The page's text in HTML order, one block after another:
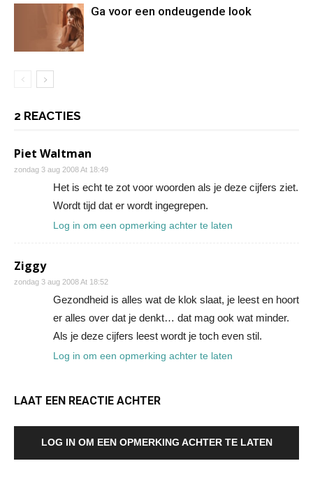
Ga voor een ondeugende look
2 REACTIES
Piet Waltman
zondag 3 aug 2008 At 18:49
Het is echt te zot voor woorden als je deze cijfers ziet.
Wordt tijd dat er wordt ingegrepen.
Log in om een opmerking achter te laten
Ziggy
zondag 3 aug 2008 At 18:52
Gezondheid is alles wat de klok slaat, je leest en hoort
er alles over dat je denkt… dat mag ook wat minder.
Als je deze cijfers leest wordt je toch even stil.
Log in om een opmerking achter te laten
LAAT EEN REACTIE ACHTER
LOG IN OM EEN OPMERKING ACHTER TE LATEN